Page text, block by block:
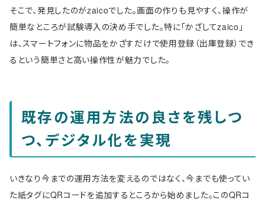
そこで、発見したのがzaicoでした。画面の作りも見やすく、操作が
簡単なところが試験導入の決め手でした。特に「かざしてzaico」
は、スマートフォンに物品をかざすだけで使用登録（出庫登録）でき
るという簡単さと高い操作性が魅力でした。
既存の運用方法の良さを残しつ
つ、デジタル化を実現
いきなり今までの運用方法を変えるのではなく、今までも使ってい
た紙タグにQRコードを追加するところから始めました。このQRコ